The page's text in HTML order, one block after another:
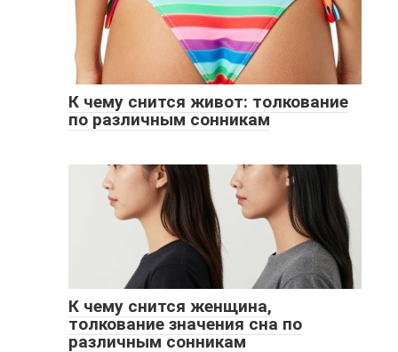
К чему снится живот: толкование
по различным сонникам
К чему снится женщина,
толкование значения сна по
различным сонникам